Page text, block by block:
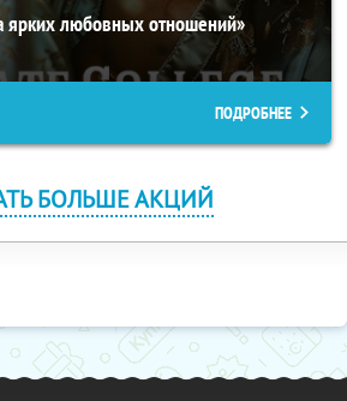
ярких любовных отношений»
ПОДРОБНЕЕ
БОЛЬШЕ АКЦИЙ